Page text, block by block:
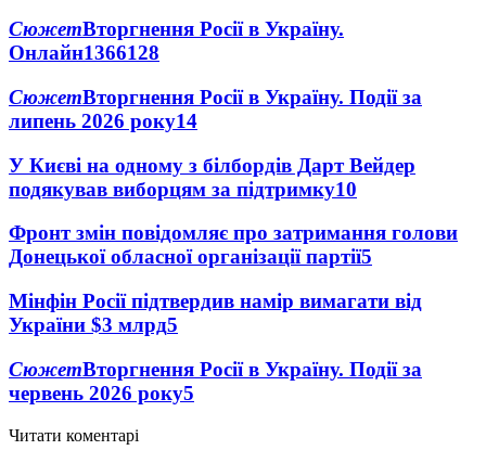
СюжетВторгнення Росії в Україну.
Онлайн1366128
СюжетВторгнення Росії в Україну. Події за
липень 2026 року14
У Києві на одному з білбордів Дарт Вейдер
подякував виборцям за підтримку10
Фронт змін повідомляє про затримання голови
Донецької обласної організації партії5
Мінфін Росії підтвердив намір вимагати від
України $3 млрд5
СюжетВторгнення Росії в Україну. Події за
червень 2026 року5
Читати коментарі